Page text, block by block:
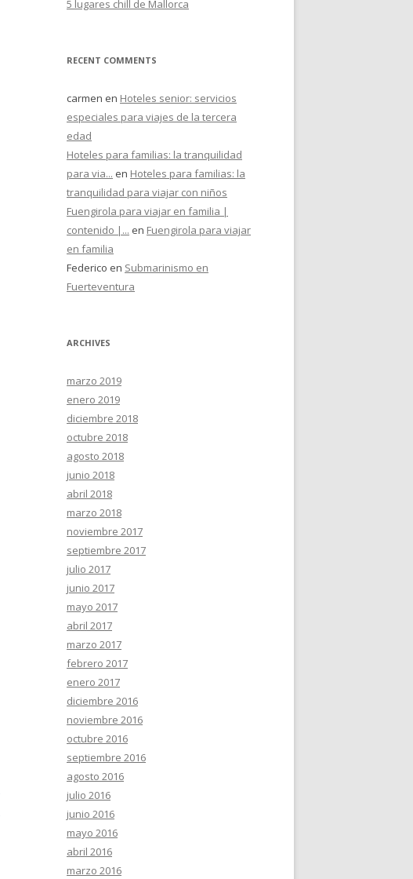
5 lugares chill de Mallorca
RECENT COMMENTS
carmen en Hoteles senior: servicios
especiales para viajes de la tercera
edad
Hoteles para familias: la tranquilidad
para via... en Hoteles para familias: la
tranquilidad para viajar con niños
Fuengirola para viajar en familia |
contenido |... en Fuengirola para viajar
en familia
Federico en Submarinismo en
Fuerteventura
ARCHIVES
marzo 2019
enero 2019
diciembre 2018
octubre 2018
agosto 2018
junio 2018
abril 2018
marzo 2018
noviembre 2017
septiembre 2017
julio 2017
junio 2017
mayo 2017
abril 2017
marzo 2017
febrero 2017
enero 2017
diciembre 2016
noviembre 2016
octubre 2016
septiembre 2016
agosto 2016
julio 2016
junio 2016
mayo 2016
abril 2016
marzo 2016